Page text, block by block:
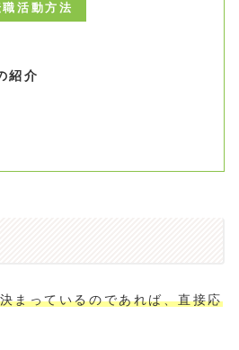
活動方法
紹介
まっているのであれば、直接応